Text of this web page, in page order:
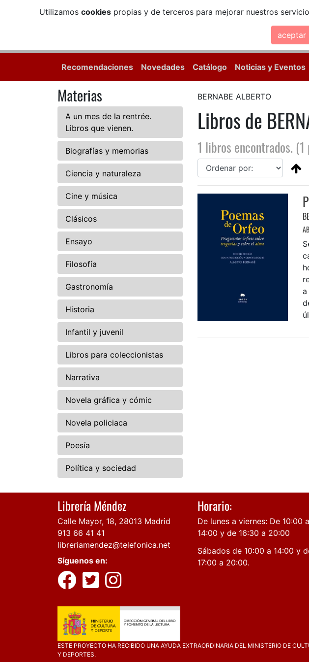
Utilizamos cookiespropias y de terceros para mejorar nuestros
aceptar
Recomendaciones Novedades Catálogo Noticias y Eventos
Materias
A un mes de la rentrée.
Libros que vienen.
Biografías y memorias
Ciencia y naturaleza
Cine y música
Clásicos
Ensayo
Filosofía
Gastronomía
Historia
Infantil y juvenil
Libros para coleccionistas
Narrativa
Novela gráfica y cómic
Novela policiaca
Poesía
Política y sociedad
BERNABE ALBERTO
Libros de
1 libros encontrados. (1
a
Librería Méndez
Calle Mayor, 18, 28013 Madrid
913 66 41 41
libreriamendez@telefonica.net
Síguenos en:
Horario:
De lunes a viernes: De 10:00 a
14:00 y de 16:30 a 20:00
Sábados de 10:00 a 14:00 y
17:00 a 20:00.
ESTE PROYECTO HA RECIBIDO UNA AYUDA EXTRAORDINARIA DEL MINISTERIO DE
Y DEPORTES.